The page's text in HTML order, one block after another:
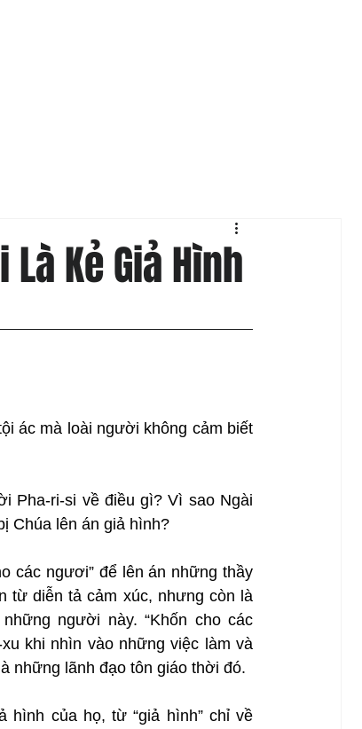
Kẻ Giả Hình
ác mà loài người không cảm biết
Pha-ri-si về điều gì? Vì sao Ngài
Chúa lên án giả hình?
các ngươi” để lên án những thầy
từ diễn tả cảm xúc, nhưng còn là
người này. “Khốn cho các
khi nhìn vào những việc làm và
những lãnh đạo tôn giáo thời đó.
hình của họ, từ “giả hình” chỉ về